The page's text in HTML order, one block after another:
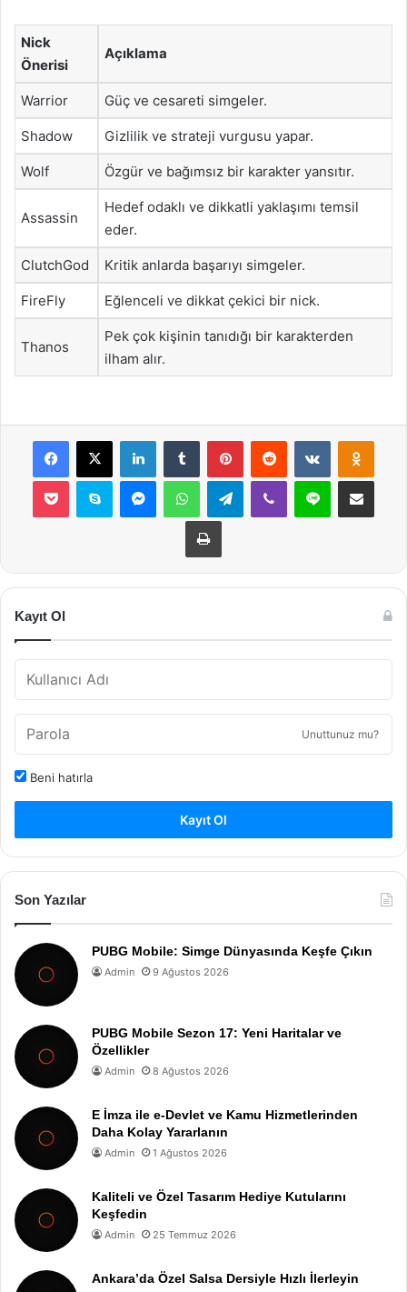
Nick
Önerisi
Açıklama
Warrior Güç ve cesareti simgeler.
Shadow Gizlilik ve strateji vurgusu yapar.
Wolf Özgür ve bağımsız bir karakter yansıtır.
Assassin
Hedef odaklı ve dikkatli yaklaşımı temsil
eder.
ClutchGod Kritik anlarda başarıyı simgeler.
FireFly Eğlenceli ve dikkat çekici bir nick.
Thanos
Pek çok kişinin tanıdığı bir karakterden
ilham alır.
Facebook
X LinkedInTumblr PinterestReddit VKontakte
Pocket Skype MessengerWhatsAppTelegramViber Line E-Posta ile
Yazdır
Kayıt Ol
Unuttunuz mu?
Beni hatırla
Kayıt Ol
Son Yazılar
PUBG Mobile: Simge Dünyasında Keşfe Çıkın
Admin 9 Ağustos 2026
PUBG Mobile Sezon 17: Yeni Haritalar ve
Özellikler
Admin 8 Ağustos 2026
E İmza ile e-Devlet ve Kamu Hizmetlerinden
Daha Kolay Yararlanın
Admin 1 Ağustos 2026
Kaliteli ve Özel Tasarım Hediye Kutularını
Keşfedin
Admin 25 Temmuz 2026
Ankara’da Özel Salsa Dersiyle Hızlı İlerleyin